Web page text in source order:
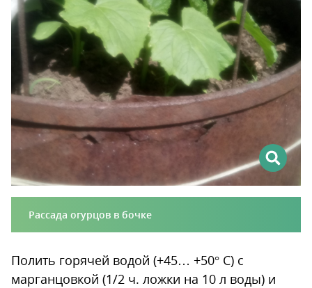
Рассада огурцов в бочке
Полить горячей водой (+45… +50° С) с
марганцовкой (1/2 ч. ложки на 10 л воды) и